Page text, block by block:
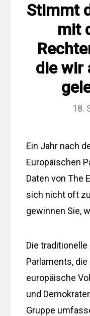
Stimmt
mit
die wir
18.
Ein Jahr nach
Europäischen
Daten von The
sich nicht oft
gewinnen Sie,
Die
Parlaments,
europäische
und
Gruppe